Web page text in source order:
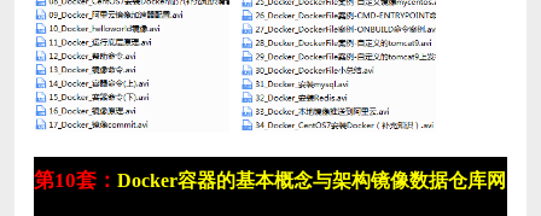
第10套： Docker容器的基本概念与架构镜像数据仓库网